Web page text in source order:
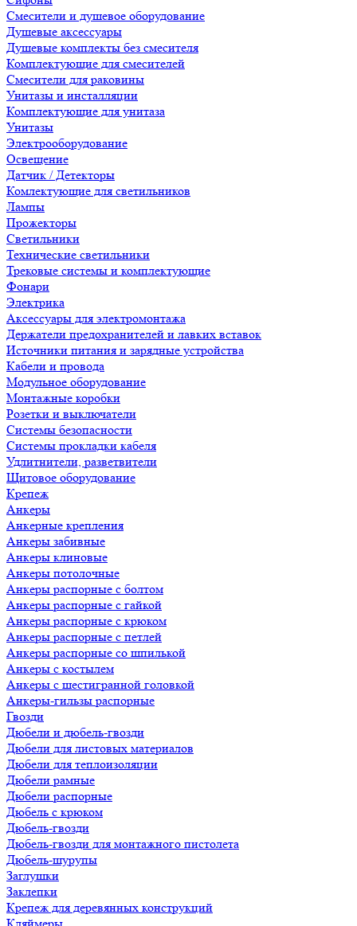
Смесители и душевое оборудование
Душевые аксессуары
Душевые комплекты без смесителя
Комплектующие для смесителей
Смесители для раковины
Унитазы и инсталляции
Комплектующие для унитаза
Унитазы
Электрооборудование
Освещение
Датчик / Детекторы
Комлектующие для светильников
Лампы
Прожекторы
Светильники
Технические светильники
Трековые системы и комплектующие
Фонари
Электрика
Аксессуары для электромонтажа
Держатели предохранителей и лавких вставок
Источники питания и зарядные устройства
Кабели и провода
Модульное оборудование
Монтажные коробки
Розетки и выключатели
Системы безопасности
Системы прокладки кабеля
Удлитнители, разветвители
Щитовое оборудование
Крепеж
Анкеры
Анкерные крепления
Анкеры забивные
Анкеры клиновые
Анкеры потолочные
Анкеры распорные с болтом
Анкеры распорные с гайкой
Анкеры распорные с крюком
Анкеры распорные с петлей
Анкеры распорные со шпилькой
Анкеры с костылем
Анкеры с шестигранной головкой
Анкеры-гильзы распорные
Гвозди
Дюбели и дюбель-гвозди
Дюбели для листовых материалов
Дюбели для теплоизоляции
Дюбели рамные
Дюбели распорные
Дюбель с крюком
Дюбель-гвозди
Дюбель-гвозди для монтажного пистолета
Дюбель-шурупы
Заглушки
Заклепки
Крепеж для деревянных конструкций